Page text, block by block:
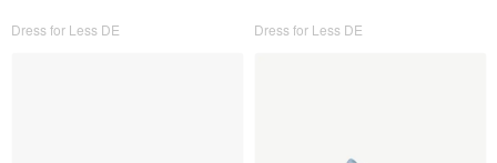
Dress for Less DE Dress for Less DE